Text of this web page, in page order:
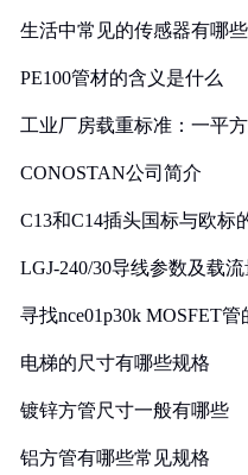
生活中常见的传感器有哪
PE100管材的含义是什么
工业厂房载重标准：一平
CONOSTAN公司简介
C13和C14插头国标与欧标
LGJ-240/30导线参数及载
寻找nce01p30k MOSFET
电梯的尺寸有哪些规格
镀锌方管尺寸一般有哪些
铝方管有哪些常见规格